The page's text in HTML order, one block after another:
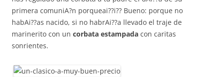
primera comuniA?n porqueai??i?? Bueno: porque no
habAi??as nacido, si no habrAi??a llevado el traje de
marinerito con un corbata estampada con caritas
sonrientes.